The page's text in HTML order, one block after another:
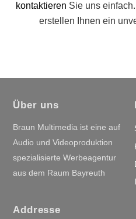
kontaktieren Sie uns
erstellen Ihnen ein
Über uns
Braun Multimedia ist eine auf
Audio und Videoproduktion
spezialisierte Werbeagentur
aus dem Raum Bayreuth
Addresse